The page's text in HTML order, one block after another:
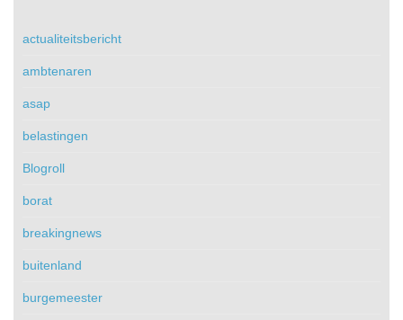
actualiteitsbericht
ambtenaren
asap
belastingen
Blogroll
borat
breakingnews
buitenland
burgemeester